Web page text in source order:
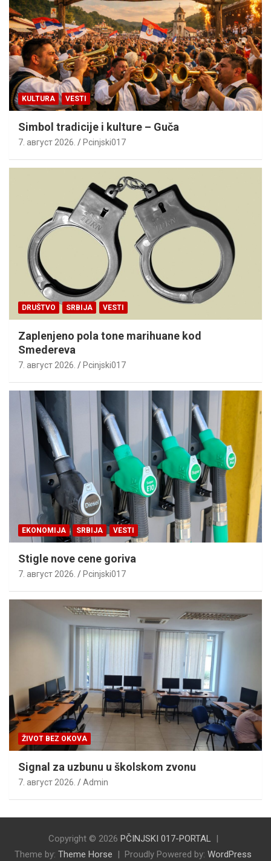
KULTURA VESTI
Simbol tradicije i kulture – Guča
7. август 2026. Pcinjski017
DRUŠTVO SRBIJA VESTI
Zaplenjeno pola tone marihuane kod
Smedereva
7. август 2026. Pcinjski017
EKONOMIJA SRBIJA VESTI
Stigle nove cene goriva
7. август 2026. Pcinjski017
ŽIVOT BEZ OKOVA
Signal za uzbunu u školskom zvonu
7. август 2026. Admin
Copyright © 2026 PČINJSKI 017-PORTAL
Theme by: Theme Horse Proudly Powered by: WordPress